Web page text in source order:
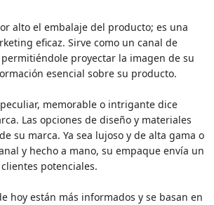
alto el embalaje del producto; es una
eficaz. Sirve como un canal de
proyectar la imagen de su
esencial sobre su producto.
memorable o intrigante dice
Las opciones de diseño y materiales
su marca. Ya sea lujoso y de alta gama o
y hecho a mano, su empaque envía un
potenciales.
hoy están más informados y se basan en